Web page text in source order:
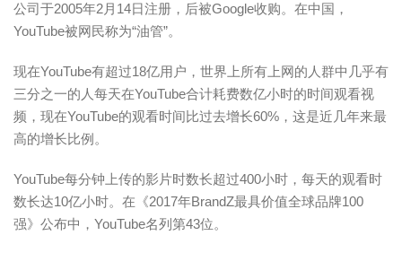
公司于2005年2月14日注册，后被Google收购。在中国，
YouTube被网民称为“油管”。
现在YouTube有超过18亿用户，世界上所有上网的人群中几乎有
三分之一的人每天在YouTube合计耗费数亿小时的时间观看视
频，现在YouTube的观看时间比过去增长60%，这是近几年来最
高的增长比例。
YouTube每分钟上传的影片时数长超过400小时，每天的观看时
数长达10亿小时。在《2017年BrandZ最具价值全球品牌100
强》公布中，YouTube名列第43位。